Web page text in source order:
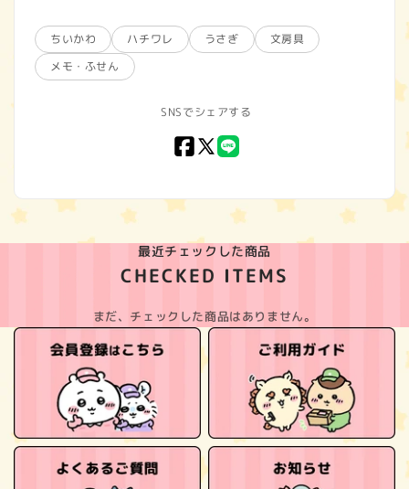
ちいかわ ハチワレ うさぎ
文房具
メモ・ふせん
SNSでシェアする
Facebook
X
LINE
最近チェックした商品
CHECKED ITEMS
まだ、チェックした商品はありません。